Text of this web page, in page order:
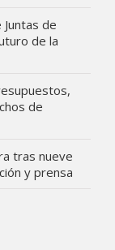
de
de la
de
tras nueve
y prensa